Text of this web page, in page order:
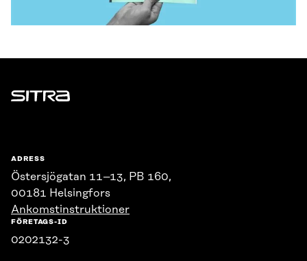
Sitra
ADRESS
Östersjögatan 11–13, PB 160,
00181 Helsingfors
Ankomstinstruktioner
FÖRETAGS-ID
0202132-3